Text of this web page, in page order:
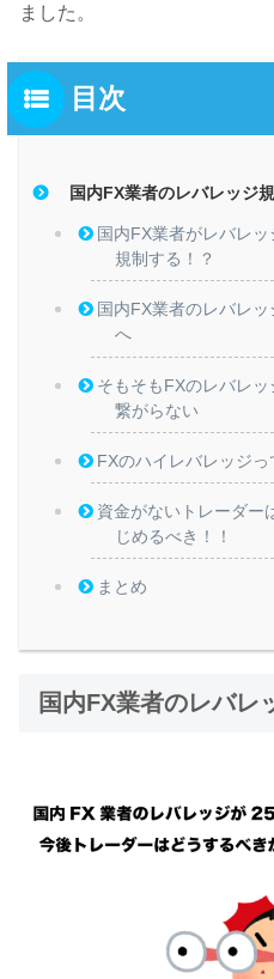
ました。
目次
国内FX業者のレバレッジ
国内FX業者がレバレ
規制する！？
国内FX業者のレバレ
へ
そもそもFXのレバレ
繋がらない
FXのハイレバレッジ
資金がないトレーダー
じめるべき！！
まとめ
国内FX業者のレバレ